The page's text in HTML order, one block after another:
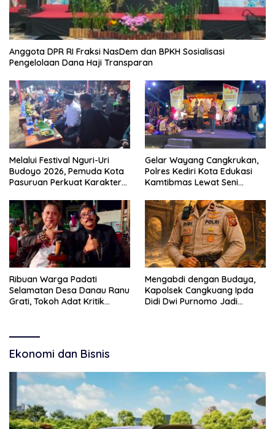
Anggota DPR RI Fraksi NasDem dan BPKH Sosialisasi
Pengelolaan Dana Haji Transparan
Melalui Festival Nguri-Uri
Budoyo 2026, Pemuda Kota
Pasuruan Perkuat Karakter
Narkoba
Gelar Wayang Cangkrukan,
Polres Kediri Kota Edukasi
Kamtibmas Lewat Seni
Ribuan Warga Padati
Selamatan Desa Danau Ranu
Grati, Tokoh Adat Kritik
Mengabdi dengan Budaya,
Kapolsek Cangkuang Ipda
Didi Dwi Purnomo Jadi
Ekonomi dan Bisnis